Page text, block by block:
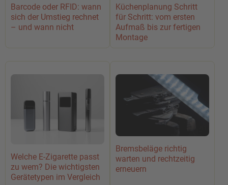
Barcode oder RFID: wann
sich der Umstieg rechnet
– und wann nicht
Küchenplanung Schritt
für Schritt: vom ersten
Aufmaß bis zur fertigen
Montage
Welche E-Zigarette passt
zu wem? Die wichtigsten
Gerätetypen im Vergleich
Bremsbeläge richtig
warten und rechtzeitig
erneuern